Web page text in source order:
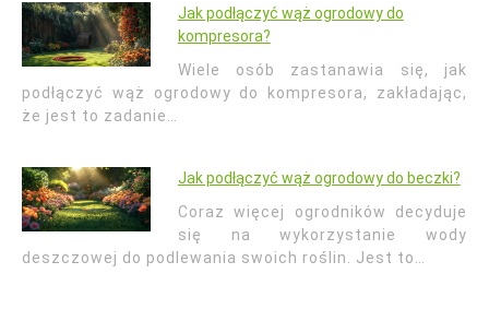
Jak podłączyć wąż ogrodowy do
kompresora?
Wiele osób zastanawia się, jak
podłączyć wąż ogrodowy do kompresora, zakładając,
że jest to zadanie…
Jak podłączyć wąż ogrodowy do beczki?
Coraz więcej ogrodników decyduje
się na wykorzystanie wody
deszczowej do podlewania swoich roślin. Jest to…